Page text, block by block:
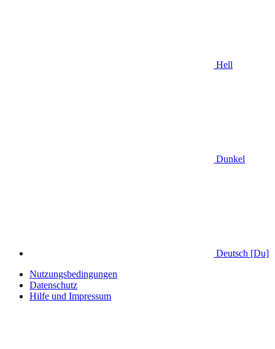
Hell
Dunkel
Deutsch [Du]
Nutzungsbedingungen
Datenschutz
Hilfe und Impressum